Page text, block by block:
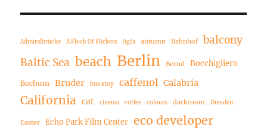
Admiralbrücke A Flock Of Flickers Agfa autumn Bahnhof
balcony
Baltic Sea beach Berlin Bernd Bocchigliero
Bochum Bruder bus stop caffenol Calabria
California cat cinema coffee colours darkroom Dresden
Easter Echo Park Film Center eco developer